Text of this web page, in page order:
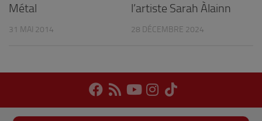
Métal
31 MAI 2014
l’artiste Sarah Àlainn
28 DÉCEMBRE 2024